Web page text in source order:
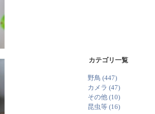
カテゴリ一覧
野鳥 (447)
カメラ (47)
その他 (10)
昆虫等 (16)